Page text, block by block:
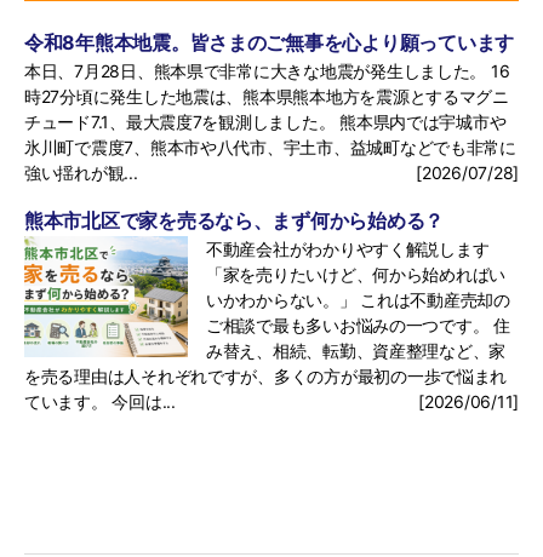
令和8年熊本地震。皆さまのご無事を心より願っています
本日、7月28日、熊本県で非常に大きな地震が発生しました。 16
時27分頃に発生した地震は、熊本県熊本地方を震源とするマグニ
チュード7.1、最大震度7を観測しました。 熊本県内では宇城市や
氷川町で震度7、熊本市や八代市、宇土市、益城町などでも非常に
強い揺れが観...
[2026/07/28]
熊本市北区で家を売るなら、まず何から始める？
不動産会社がわかりやすく解説します
「家を売りたいけど、何から始めればい
いかわからない。」 これは不動産売却の
ご相談で最も多いお悩みの一つです。 住
み替え、相続、転勤、資産整理など、家
を売る理由は人それぞれですが、多くの方が最初の一歩で悩まれ
ています。 今回は...
[2026/06/11]